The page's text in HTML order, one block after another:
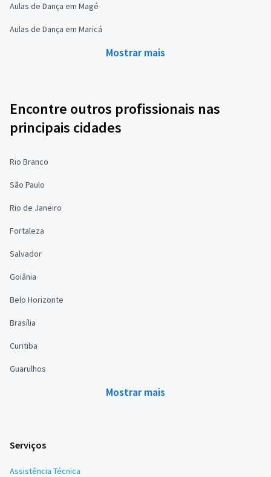
Aulas de Dança em Magé
Aulas de Dança em Maricá
Mostrar mais
Encontre outros profissionais nas
principais cidades
Rio Branco
São Paulo
Rio de Janeiro
Fortaleza
Salvador
Goiânia
Belo Horizonte
Brasília
Curitiba
Guarulhos
Mostrar mais
Serviços
Assistência Técnica